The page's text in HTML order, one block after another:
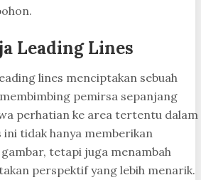
Leading Lines
lines menciptakan sebuah
pemirsa sepanjang
perhatian ke area tertentu dalam
tidak hanya memberikan
tetapi juga menambah
perspektif yang lebih menarik.